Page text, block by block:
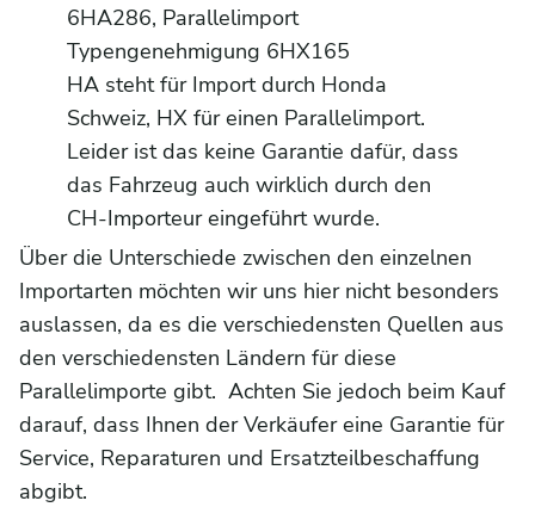
6HA286, Parallelimport
Typengenehmigung 6HX165
HA steht für Import durch Honda
Schweiz, HX für einen Parallelimport.
Leider ist das keine Garantie dafür, dass
das Fahrzeug auch wirklich durch den
CH-Importeur eingeführt wurde.
Über die Unterschiede zwischen den einzelnen
Importarten möchten wir uns hier nicht besonders
auslassen, da es die verschiedensten Quellen aus
den verschiedensten Ländern für diese
Parallelimporte gibt. Achten Sie jedoch beim Kauf
darauf, dass Ihnen der Verkäufer eine Garantie für
Service, Reparaturen und Ersatzteilbeschaffung
abgibt.